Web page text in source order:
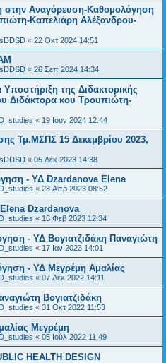
Αναγόρευση-Καθομολόγηση
Καπελιάρη Αλέξανδρου-
« 22 Οκτ 2024 14:51
« 26 Σεπ 2024 14:34
της Διδακτορικής
Διδάκτορα κου Τρουπιώτη-
« 19 Ιουν 2024 12:44
Τμ.ΜΣΠΣ 15 Δεκεμβρίου 2023,
« 05 Δεκ 2023 14:38
- ΥΔ Dzardanova Elena
« 28 Απρ 2023 08:52
Dzardanova
« 16 Φεβ 2023 12:34
- ΥΔ Βογιατζιδάκη Παναγιώτη
« 17 Ιαν 2023 14:01
- ΥΔ Μεγρέμη Αμαλίας
« 07 Δεκ 2022 14:11
Βογιατζιδάκη
« 31 Οκτ 2022 11:53
Μεγρέμη
« 05 Ιούλ 2022 11:49
HEALTH DESIGN